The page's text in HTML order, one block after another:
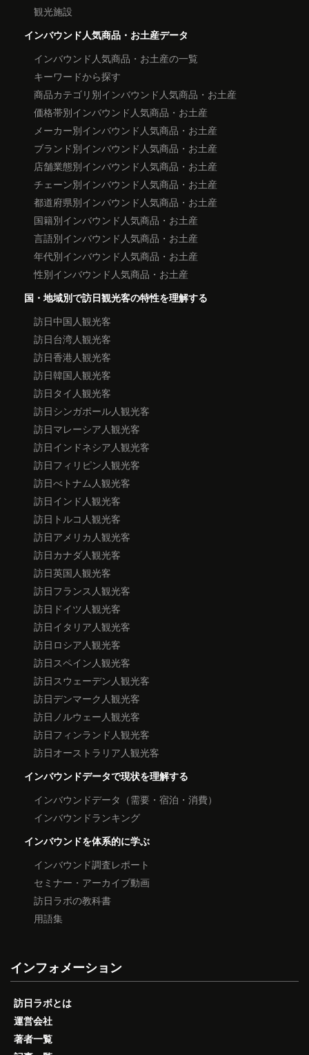
観光施設
インバウンド人気商品・お土産データ
インバウンド人気商品・お土産の一覧
キーワードから探す
商品カテゴリ別インバウンド人気商品・お土産
価格帯別インバウンド人気商品・お土産
メーカー別インバウンド人気商品・お土産
ブランド別インバウンド人気商品・お土産
店舗業態別インバウンド人気商品・お土産
チェーン別インバウンド人気商品・お土産
都道府県別インバウンド人気商品・お土産
国籍別インバウンド人気商品・お土産
言語別インバウンド人気商品・お土産
年代別インバウンド人気商品・お土産
性別インバウンド人気商品・お土産
国・地域別で訪日観光客の特性を理解する
訪日中国人観光客
訪日台湾人観光客
訪日香港人観光客
訪日韓国人観光客
訪日タイ人観光客
訪日シンガポール人観光客
訪日マレーシア人観光客
訪日インドネシア人観光客
訪日フィリピン人観光客
訪日べトナム人観光客
訪日インド人観光客
訪日トルコ人観光客
訪日アメリカ人観光客
訪日カナダ人観光客
訪日英国人観光客
訪日フランス人観光客
訪日ドイツ人観光客
訪日イタリア人観光客
訪日ロシア人観光客
訪日スペイン人観光客
訪日スウェーデン人観光客
訪日デンマーク人観光客
訪日ノルウェー人観光客
訪日フィンランド人観光客
訪日オーストラリア人観光客
インバウンドデータで現状を理解する
インバウンドデータ（需要・宿泊・消費）
インバウンドランキング
インバウンドを体系的に学ぶ
インバウンド調査レポート
セミナー・アーカイブ動画
訪日ラボの教科書
用語集
インフォメーション
訪日ラボとは
運営会社
著者一覧